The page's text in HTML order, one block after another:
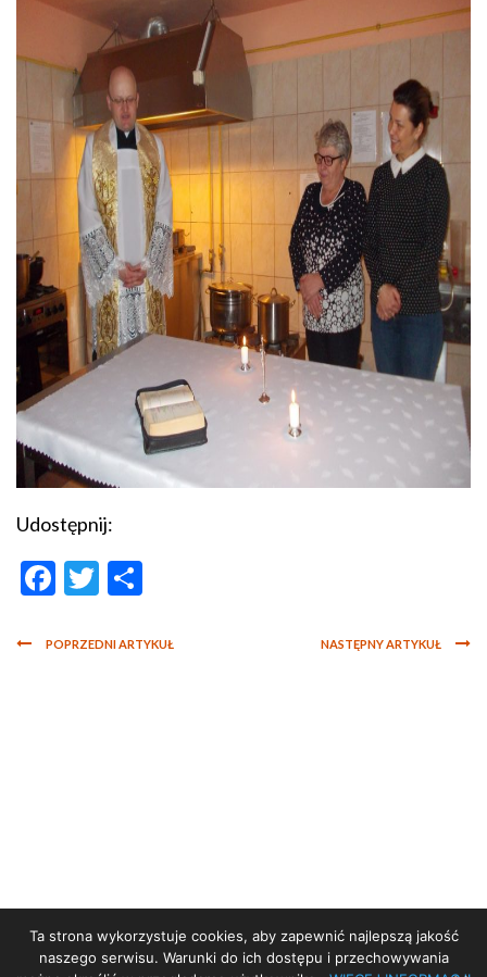
Udostępnij:
Facebook
Twitter
POPRZEDNI ARTYKUŁ NASTĘPNY ARTYKUŁ
Ta strona wykorzystuje cookies, aby zapewnić najlepszą jakość
naszego serwisu. Warunki do ich dostępu i przechowywania
STRONA GŁÓWNA